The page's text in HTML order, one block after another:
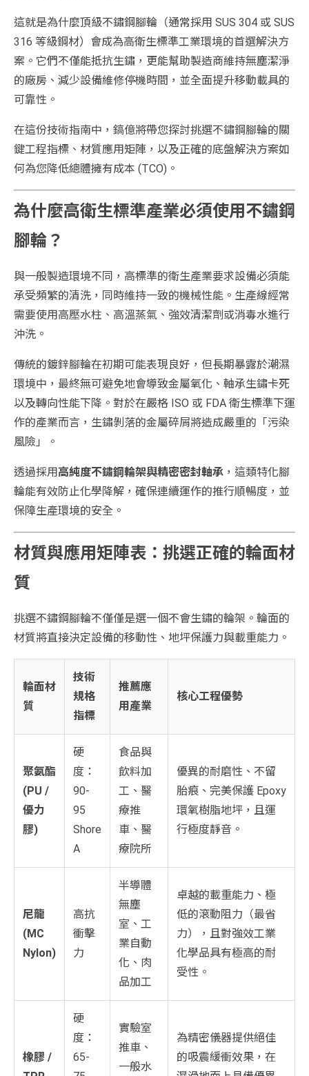
這就是為什麼頂級不鏽鋼腳輪（通常採用 SUS 304 或 SUS
316 等級鋼材）會成為高衛生標準工業環境的首選解決方
案。它們不僅能抵抗生鏽，更能幫助製造商維持無塵潔淨
的廠房、減少設備維修停機時間，並全面提升移動載具的
可靠性。
在這份技術指南中，鎬億將帶您探討挑選不鏽鋼腳輪的關
鍵工程指標、材質應用矩陣，以及正確的底盤解決方案如
何為您降低總體擁有成本 (TCO)。
為什麼高衛生標準產業必須使用不鏽鋼
腳輪？
與一般製造環境不同，高標準的衛生產業要求設備必須能
承受頻繁的清洗，同時維持一致的機械性能。生產線經常
需要使用高壓水柱、高溫蒸氣、強效清潔劑或消毒水進行
沖洗。
傳統的鍍鋅腳輪在初期可能表現良好，但長期暴露於潮濕
環境中，最終無可避免地會導致金屬氧化、軸承生鏽卡死
以及轉向性能下降。對於在嚴格 ISO 或 FDA 衛生標準下運
作的產業而言，生鏽剝落的金屬碎屑將造成嚴重的「污染
風險」。
透過採用高純度不鏽鋼輪架與精密密封軸承 ，這類特化腳
輪能有效防止化學降解，確保連續運作的推行順暢度，並
保障生產環境的安全。
材質與應用矩陣表：挑選正確的輪面材
質
挑選不鏽鋼腳輪不僅僅是選一個不會生鏽的輪架。輪面的
材質將直接決定設備的移動性、地坪保護力與載重能力。
輪面材
質
技術
規格
指標
推薦應
用產業
核心工程優勢
聚氨酯
(PU /
優力
膠)
硬
度：
90-
95
Shore
A
食品與
飲料加
工、醫
療推
車、醫
療院所
優異的耐磨性、不留
胎痕、完美保護 Epoxy
環氧樹脂地坪，且運
行極度靜音。
尼龍
(MC
Nylon)
高抗
衝擊
力
半導體
無塵
室、工
業自動
化、肉
品加工
卓越的載重能力、極
低的滾動阻力（最省
力），且對強效工業
化學品具有極高的耐
受性。
橡膠 /
硬
度：
65-
實驗室
推車、
一般水
為精密儀器提供絕佳
的吸震緩衝效果，在